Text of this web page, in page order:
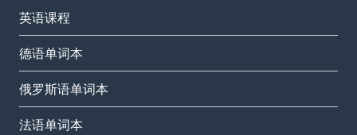
英语课程
德语单词本
俄罗斯语单词本
法语单词本